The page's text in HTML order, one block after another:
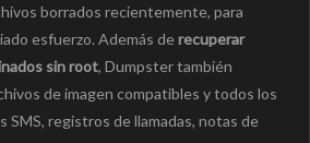
borrados recientemente, para
esfuerzo. Además derecuperar
sin root, Dumpster también
de imagen compatibles y todos los
SMS, registros de llamadas, notas de